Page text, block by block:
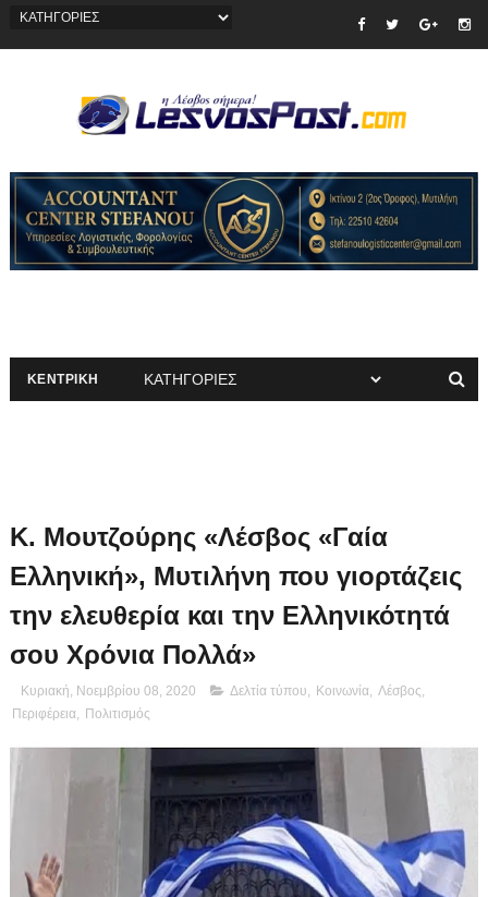
ΚΕΝΤΡΙΚΗ
Κ. Μουτζούρης «Λέσβος «Γαία
Ελληνική», Μυτιλήνη που γιορτάζεις
την ελευθερία και την Ελληνικότητά
σου Χρόνια Πολλά»
Κυριακή, Νοεμβρίου 08, 2020 Δελτία τύπου Κοινωνία, Λέσβος
Περιφέρεια, Πολιτισμός